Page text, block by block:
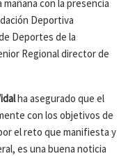
con la presencia
Deportiva
Deportes de la
Regional director de
ha asegurado que el
con los objetivos de
el reto que manifiesta y
es una buena noticia